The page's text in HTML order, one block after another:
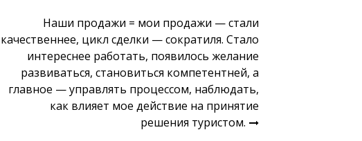
Наши продажи = мои продажи — стали
качественнее, цикл сделки — сократиля. Стало
интереснее работать, появилось желание
развиваться, становиться компетентней, а
главное — управлять процессом, наблюдать,
как влияет мое действие на принятие
решения туристом.